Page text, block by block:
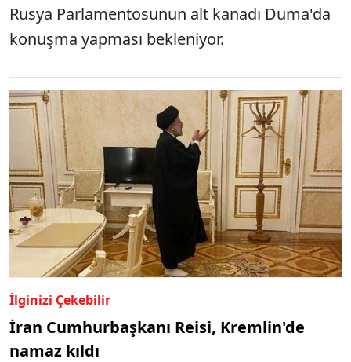
Rusya Parlamentosunun alt kanadı Duma'da
konuşma yapması bekleniyor.
İlginizi Çekebilir
İran Cumhurbaşkanı Reisi, Kremlin'de
namaz kıldı